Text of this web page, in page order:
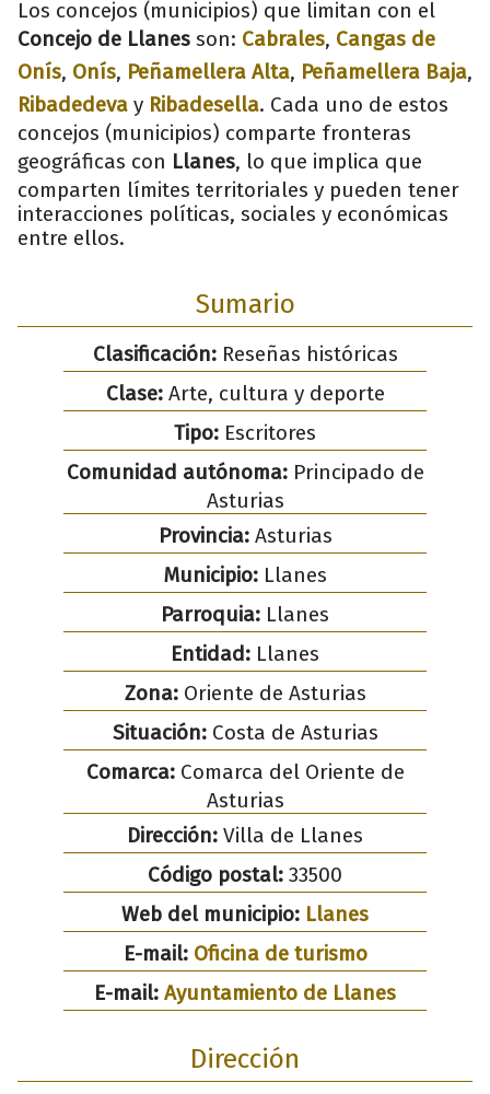
Los concejos (municipios) que limitan con el
Concejo de Llanes son: Cabrales, Cangas de
Onís, Onís, Peñamellera Alta, Peñamellera Baja,
Ribadedeva y Ribadesella. Cada uno de estos
concejos (municipios) comparte fronteras
geográficas con Llanes, lo que implica que
comparten límites territoriales y pueden tener
interacciones políticas, sociales y económicas
entre ellos.
Sumario
Clasificación:Reseñas históricas
Clase:Arte, cultura y deporte
Tipo: Escritores
Comunidad autónoma:Principado de
Asturias
Provincia:Asturias
Municipio: Llanes
Parroquia: Llanes
Entidad: Llanes
Zona:Oriente de Asturias
Situación:Costa de Asturias
Comarca:Comarca del Oriente de
Asturias
Dirección: Villa de Llanes
Código postal: 33500
Web del municipio: Llanes
E-mail: Oficina de turismo
E-mail: Ayuntamiento de Llanes
Dirección